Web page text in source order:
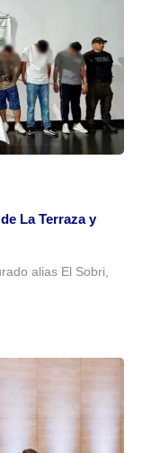
La Terraza y
alias El Sobri,